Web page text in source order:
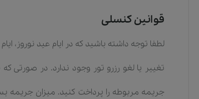
قوانین کنسلی
لطفا توجه داشته باشید که در ایام عید نوروز،
تغییر یا لغو رزرو تور وجود ندارد. در صورتی
جریمه مربوطه را پرداخت کنید. میزان جریمه